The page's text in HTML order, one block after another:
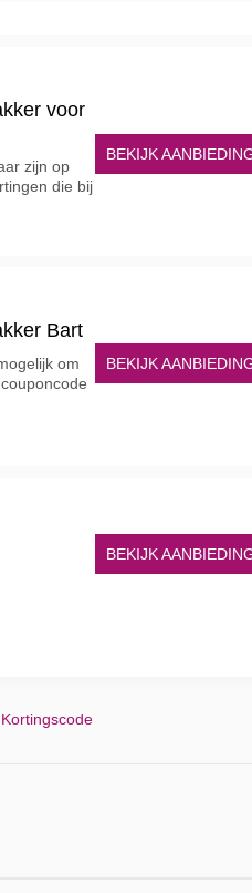
voor
zijn op
die bij
BEKIJK
Bart
om
BEKIJK
BEKIJK